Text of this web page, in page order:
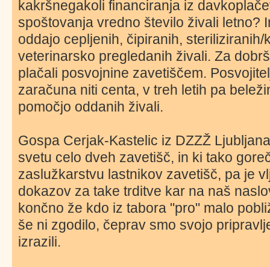
kakršnegakoli financiranja iz
spoštovanja vredno število živali letno?
oddajo cepljenih, čipiranih,
veterinarsko pregledanih živali. Za
plačali posvojnine zavetiščem.
zaračuna niti centa, v treh letih pa
pomočjo oddanih živali.
Gospa Cerjak-Kastelic iz DZZŽ
svetu celo dveh zavetišč, in ki tako
zaslužkarstvu lastnikov zavetišč, pa je
dokazov za take trditve kar na naš
končno že kdo iz tabora "pro" malo
še ni zgodilo, čeprav smo svojo
izrazili.